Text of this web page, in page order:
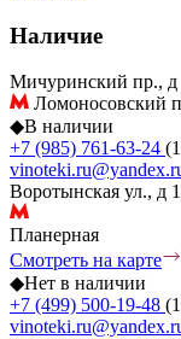
Наличие
Мичуринский пр., д
Ломоносовский
◆В наличии
+7 (985) 761-63-24
Воротынская ул., д
Планерная
Смотреть на карте
◆Нет в наличии
+7 (499) 500-19-48